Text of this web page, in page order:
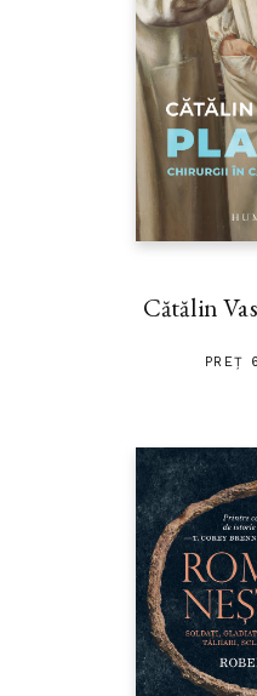
Cătălin
PREȚ